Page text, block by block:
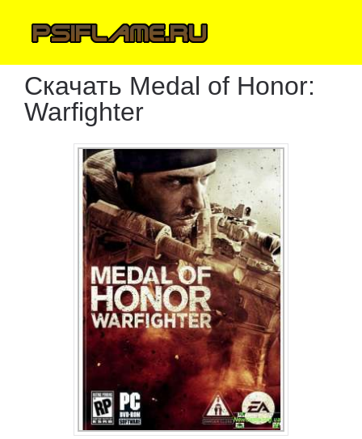
Скачать Medal of Honor:
Warfighter